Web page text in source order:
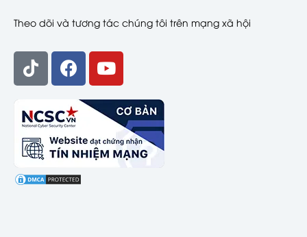
Theo dõi và tương tác chúng tôi trên mạng xã hội